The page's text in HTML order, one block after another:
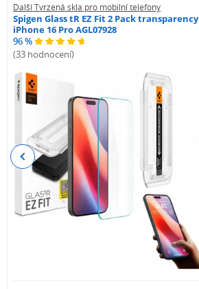
Další Tvrzená skla pro mobilní telefony
Spigen Glass tR EZ Fit 2 Pack transparency
iPhone 16 Pro AGL07928
96 %
(33 hodnocení)
Previous